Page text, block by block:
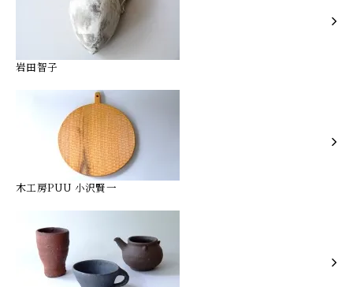
岩田智子
木工房PUU 小沢賢一